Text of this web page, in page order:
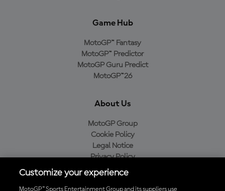
Game Hub
MotoGP™ Fantasy
MotoGP™ Predictor
MotoGP Guru Predict
MotoGP™26
About Us
MotoGP Group
Cookie Policy
Legal Notice
Privacy Policy
Purchase Policy
Customize your experience
MotoGP™ Sports Entertainment Group and its suppliers use